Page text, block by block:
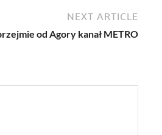
NEXT ARTICLE
od Agory kanał METRO